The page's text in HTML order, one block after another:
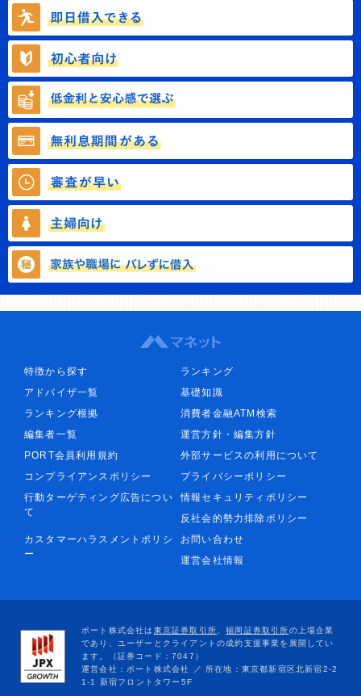
特徴から探す
ランキング
アドバイザ一覧
基礎知識
ランキング根拠
消費者金融ATM検索
編集者一覧
運営方針・編集方針
PORT会員利用規約
外部サービスの利用について
コンプライアンスポリシー
プライバシーポリシー
行動ターゲティング広告につい
て
情報セキュリティポリシー
反社会的勢力排除ポリシー
カスタマーハラスメントポリシ
ー
お問い合わせ
運営会社情報